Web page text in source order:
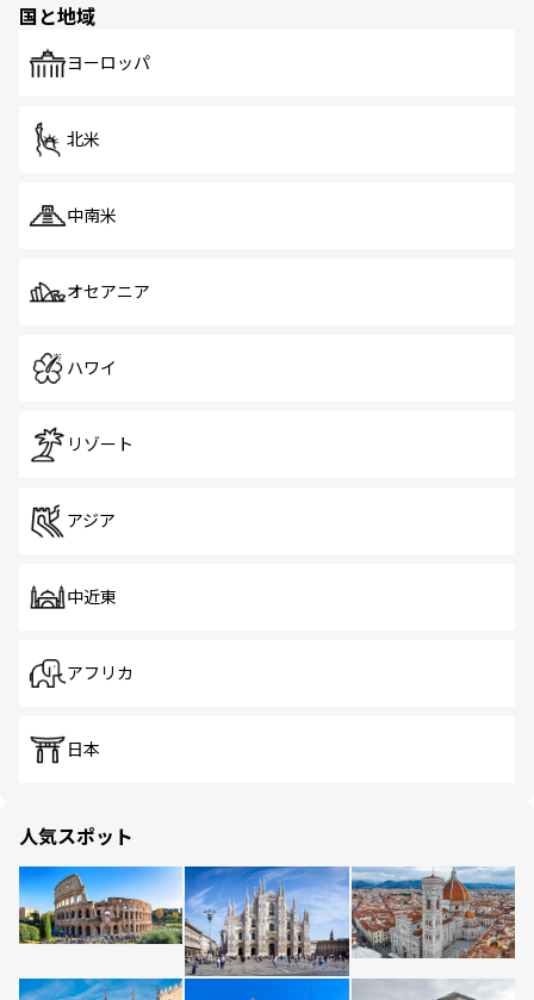
で、ホーカーズは地元の風情を楽しめる外せないスポット
国と地域
ヨーロッパ
北米
中南米
オセアニア
ハワイ
リゾート
アジア
中近東
アフリカ
日本
人気スポット